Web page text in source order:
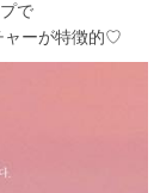
で
ャーが特徴的♡